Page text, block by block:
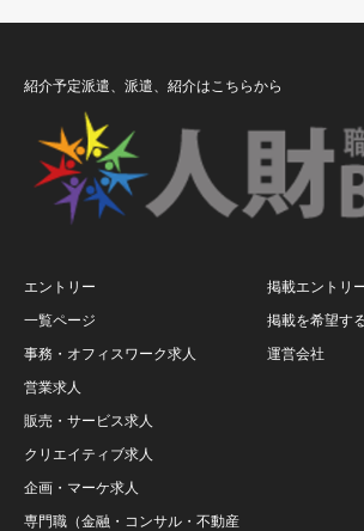
紹介予定派遣、派遣、紹介はこちらから
エントリー
一覧ページ
事務・オフィスワーク求人
営業求人
販売・サービス求人
クリエイティブ求人
企画・マーケ求人
専門職（金融・コンサル・不動産
掲載エントリ
掲載を希望す
運営会社